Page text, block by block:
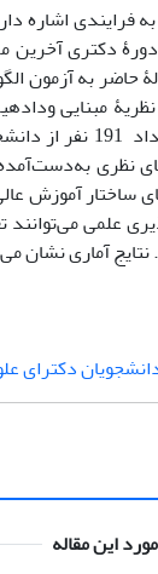
فرایندی اشاره
دکتری
حاضر به آزمون
نمونه ­ای به
نظری
ساختار آموزش
علمی
آماری نشان
دکترای
این مقاله